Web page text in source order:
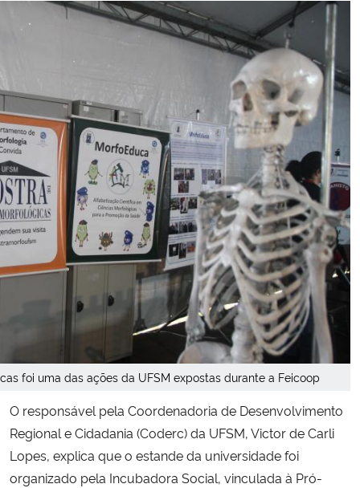
Secretaria-Geral
Gabinete de Segurança Institucional
Advocacia-Geral da União
Banco Central do Brasil
Planalto
foi uma das ações da UFSM expostas durante a Feicoop
O responsável pela Coordenadoria de Desenvolvimento
Regional e Cidadania (Coderc) da UFSM, Victor de Carli
Lopes, explica que o estande da universidade foi
organizado pela Incubadora Social, vinculada à Pró-